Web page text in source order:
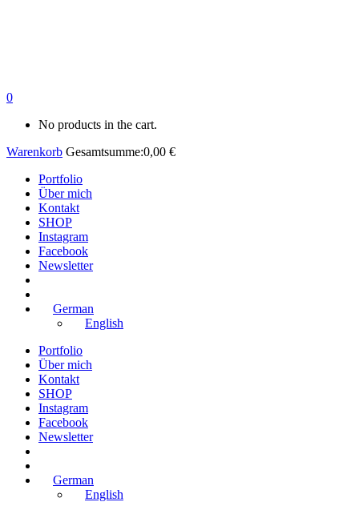
0
No products in the cart.
Warenkorb Gesamtsumme:0,00 €
Portfolio
Über mich
Kontakt
SHOP
Instagram
Facebook
Newsletter
German
English
Portfolio
Über mich
Kontakt
SHOP
Instagram
Facebook
Newsletter
German
English